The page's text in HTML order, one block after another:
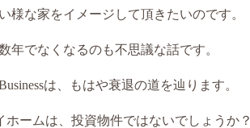
な家をイメージして頂きたいのです。
でなくなるのも不思議な話です。
は、もはや衰退の道を辿ります。
ームは、投資物件ではないでしょうか？